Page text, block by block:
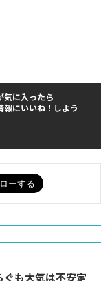
気に入ったら
報にいいね！しよう
し和らぐも大気は不安定